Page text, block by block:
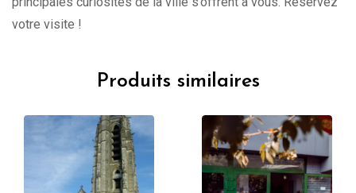
votre visite !
Produits similaires